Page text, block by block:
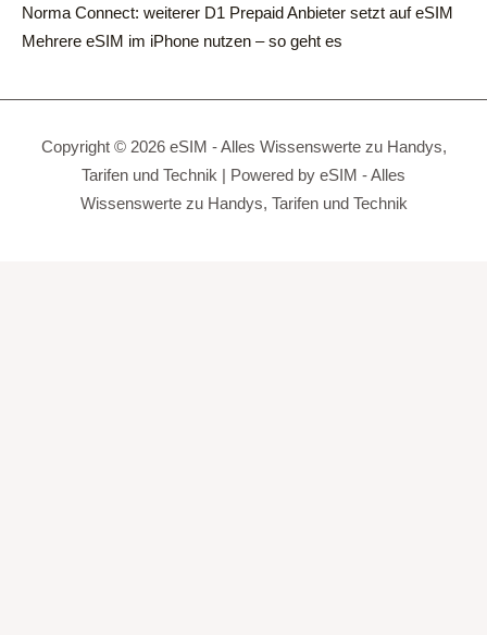
Norma Connect: weiterer D1 Prepaid Anbieter setzt auf eSIM
Mehrere eSIM im iPhone nutzen – so geht es
Copyright © 2026 eSIM - Alles Wissenswerte zu Handys,
Tarifen und Technik | Powered by eSIM - Alles
Wissenswerte zu Handys, Tarifen und Technik